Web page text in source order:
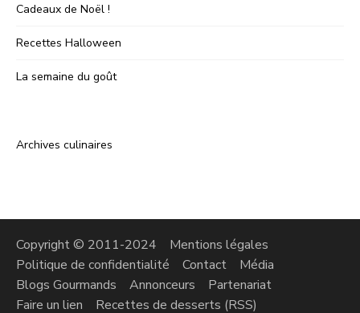
Cadeaux de Noël !
Recettes Halloween
La semaine du goût
Archives culinaires
Copyright © 2011-2024
Mentions légales
Politique de confidentialité
Contact
Média
Blogs Gourmands
Annonceurs
Partenariat
Faire un lien
Recettes de desserts (RSS)